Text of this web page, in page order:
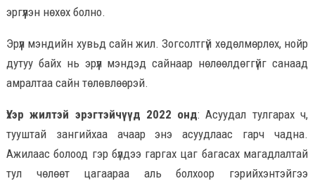
эргүүлэн нөхөх болно.
Эрүүл мэндийн хувьд сайн жил. Зогсолтгүй хөдөлмөрлөх, нойр
дутуу байх нь эрүүл мэндэд сайнаар нөлөөлдөггүйг санаад
амралтаа сайн төлөвлөөрэй.
Үхэр жилтэй эрэгтэйчүүд 2022 онд: Асуудал тулгарах ч,
тууштай зангийхаа ачаар энэ асуудлаас гарч чадна.
Ажилаас болоод гэр бүлдээ гаргах цаг багасах магадлалтай
тул чөлөөт цагаараа аль болхоор гэрийхэнтэйгээ